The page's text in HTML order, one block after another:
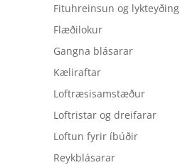
Fituhreinsun og lykteyðing
Flæðilokur
Gangna blásarar
Kæliraftar
Loftræsisamstæður
Loftristar og dreifarar
Loftun fyrir íbúðir
Reykblásarar